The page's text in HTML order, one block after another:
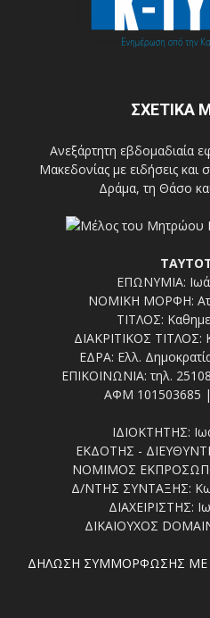
ΣΧΕΤΙΚΑ
Ανεξάρτητη εβδομαδιαία
Μακεδονίας με ειδήσεις
Δράμα, τη Θάσο
ΕΠΩΝΥΜΙΑ:
ΝΟΜΙΚΗ ΜΟΡΦΗ:
ΤΙΤΛΟΣ:
ΔΙΑΚΡΙΤΙΚΟΣ
ΕΔΡΑ: Ελλ.
ΕΠΙΚΟΙΝΩΝΙΑ: τηλ.
ΑΦΜ 101503685
ΙΔΙΟΚΤΗΤΗΣ:
ΕΚΔΟΤΗΣ -
ΝΟΜΙΜΟΣ
Δ/ΝΤΗΣ ΣΥΝΤΑΞΗΣ:
ΔΙΑΧΕΙΡΙΣΤΗΣ:
ΔΙΚΑΙΟΥΧΟΣ
ΔΗΛΩΣΗ ΣΥΜΜΟΡΦΩΣΗΣ ΜΕ